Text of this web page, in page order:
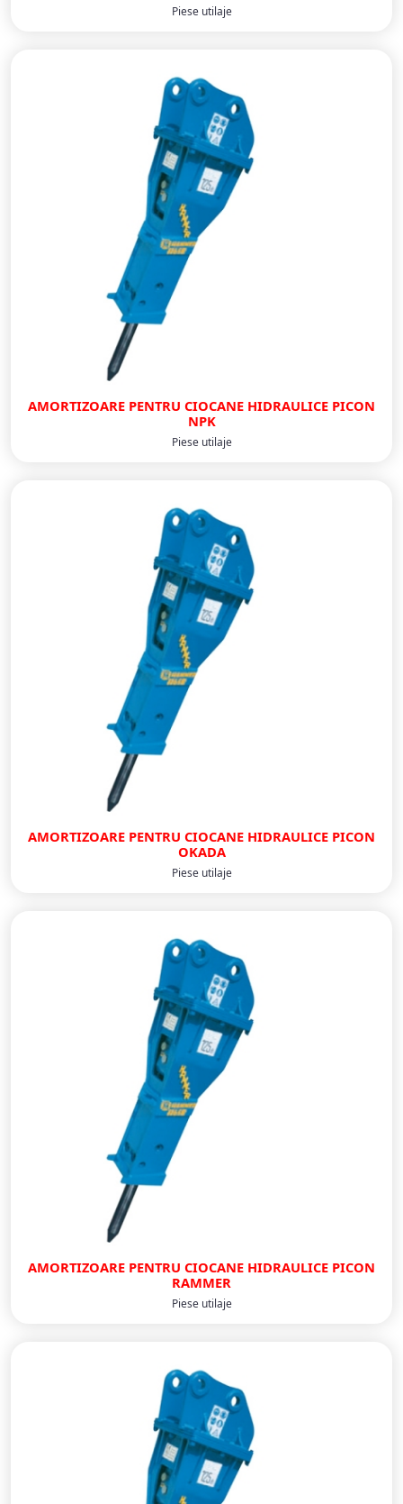
Piese utilaje
AMORTIZOARE PENTRU CIOCANE HIDRAULICE PICON
NPK
Piese utilaje
AMORTIZOARE PENTRU CIOCANE HIDRAULICE PICON
OKADA
Piese utilaje
AMORTIZOARE PENTRU CIOCANE HIDRAULICE PICON
RAMMER
Piese utilaje